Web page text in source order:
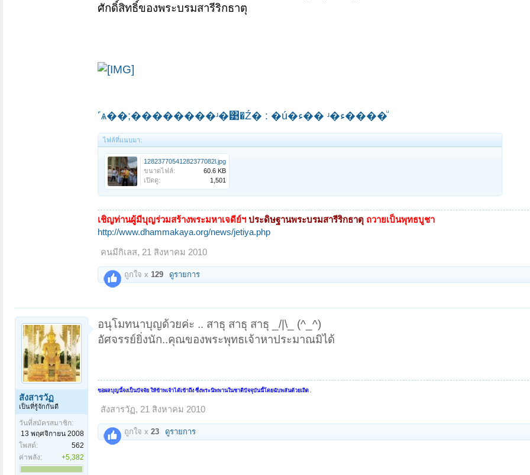
ศักดิ์สิทธิ์ของพระบรมสารีริกธาตุ
˹ѧ��;��������ʴ�͹�Ź� : �ú�ء�� ʴ�ء����ͧ
ไฟล์ที่แนบมา:
12823770541282377082l.jpg
ขนาดไฟล์:
60.6 KB
เปิดดู:
1,501
เชิญท่านผู้มีบุญร่วมสร้างพระมหาเจดีย์ฯประดิษฐานพระบรมสารีริกธาตุ ถวายเป็นพุทธบูชา
http://www.dhammakaya.org/news/jetiya.php
คนมีกิเลส, 21 สิงหาคม 2010
ถูกใจ x 129 ดูรายการ
สังสารวัฏ
เป็นที่รู้จักกันดี
วันที่สมัครสมาชิก:
13 พฤศจิกายน 2008
โพสต์:
562
ค่าพลัง:
+5,382
อนุโมทนาบุญด้วยค่ะ .. สาธุ สาธุ สาธุ _/|\_ (^_^)
อัศจรรย์ยิ่งนัก..คุณของพระพุทธเจ้าหาประมาณมิได้
ขอผลบุญนี้จงเป็นปัจจัย ให้ข้าพเจ้าได้เข้าถึง ซึ่งพระนิพพานในชาติปัจจุบันนี้โดยฉับพลันด้วยเถิด
สังสารวัฏ, 21 สิงหาคม 2010
ถูกใจ x 23 ดูรายการ